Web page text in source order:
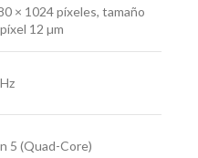
× 1024 píxeles, tamaño
12 µm
5 (Quad-Core)